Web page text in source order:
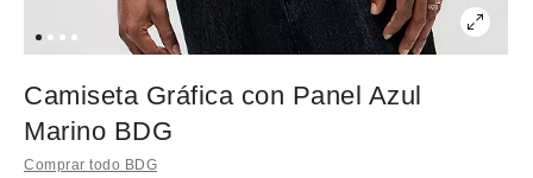
Camiseta Gráfica con Panel Azul
Marino BDG
Comprar todo BDG